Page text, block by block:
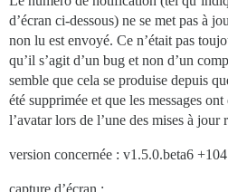
d’écran ci-dessous) ne se met pas à
non lu est envoyé. Ce n’était pas
qu’il s’agit d’un bug et non d’un
semble que cela se produise depuis
été supprimée et que les messages
l’avatar lors de l’une des mises à jour
version concernée : v1.5.0.beta6 +104
capture d’écran :